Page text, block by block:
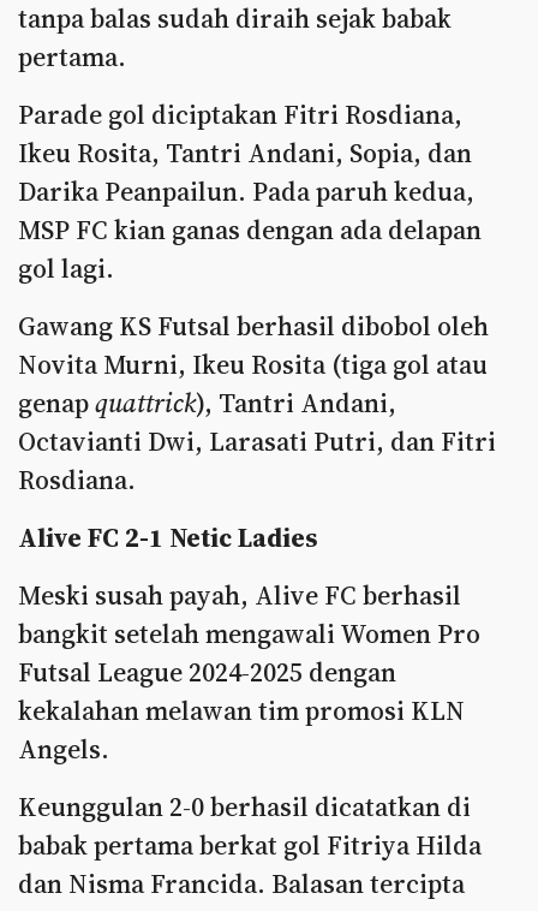
tanpa balas sudah diraih sejak babak
pertama.
Parade gol diciptakan Fitri Rosdiana,
Ikeu Rosita, Tantri Andani, Sopia, dan
Darika Peanpailun. Pada paruh kedua,
MSP FC kian ganas dengan ada delapan
gol lagi.
Gawang KS Futsal berhasil dibobol oleh
Novita Murni, Ikeu Rosita (tiga gol atau
genapquattrick), Tantri Andani,
Octavianti Dwi, Larasati Putri, dan Fitri
Rosdiana.
Alive FC 2-1 Netic Ladies
Meski susah payah, Alive FC berhasil
bangkit setelah mengawali Women Pro
Futsal League 2024-2025 dengan
kekalahan melawan tim promosi KLN
Angels.
Keunggulan 2-0 berhasil dicatatkan di
babak pertama berkat gol Fitriya Hilda
dan Nisma Francida. Balasan tercipta